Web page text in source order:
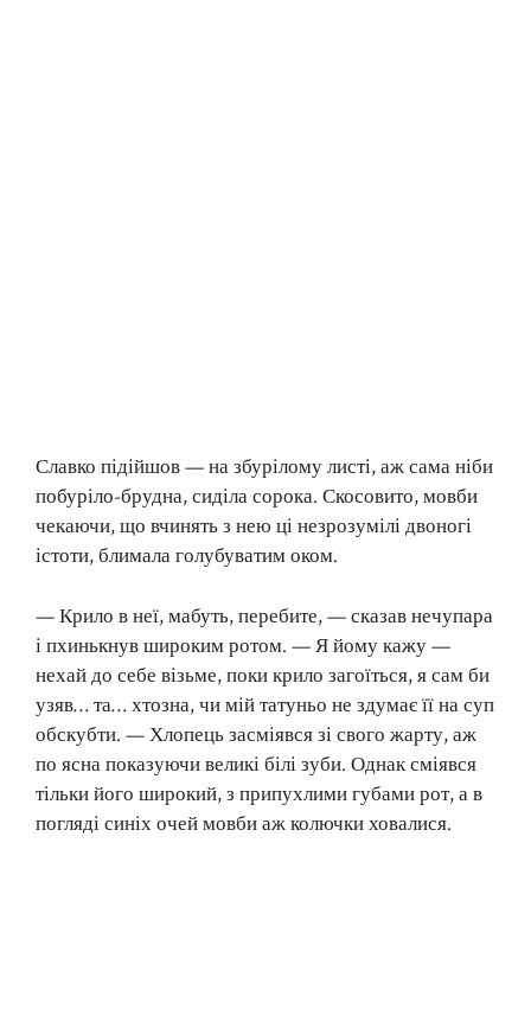
Славко підійшов — на збурілому листі, аж сама ніби
побуріло-брудна, сиділа сорока. Скосовито, мовби
чекаючи, що вчинять з нею ці незрозумілі двоногі
істоти, блимала голубуватим оком.
— Крило в неї, мабуть, перебите, — сказав нечупара
і пхинькнув широким ротом. — Я йому кажу —
нехай до себе візьме, поки крило загоїться, я сам би
узяв… та… хтозна, чи мій татуньо не здумає її на суп
обскубти. — Хлопець засміявся зі свого жарту, аж
по ясна показуючи великі білі зуби. Однак сміявся
тільки його широкий, з припухлими губами рот, а в
погляді синіх очей мовби аж колючки ховалися.